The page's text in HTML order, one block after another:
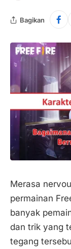
Bagikan
Merasa
permainan
banyak
dan trik yang
tegang